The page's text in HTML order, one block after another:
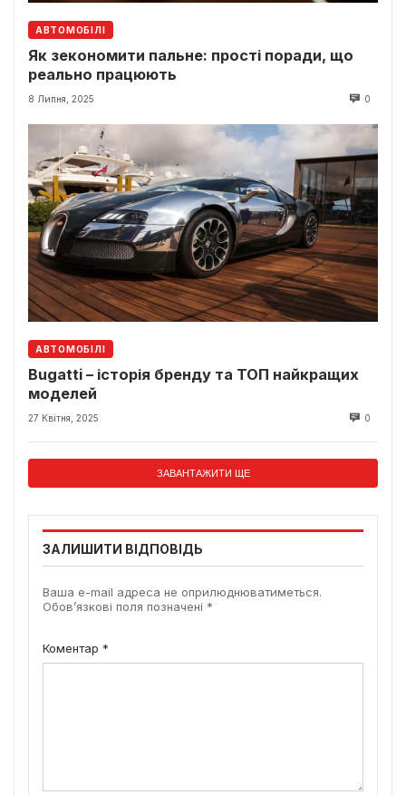
АВТОМОБІЛІ
Як зекономити пальне: прості поради, що
реально працюють
8 Липня, 2025 0
АВТОМОБІЛІ
Bugatti – історія бренду та ТОП найкращих
моделей
27 Квітня, 2025 0
ЗАВАНТАЖИТИ ЩЕ
ЗАЛИШИТИ ВІДПОВІДЬ
Ваша e-mail адреса не оприлюднюватиметься.
Обов’язкові поля позначені *
Коментар *